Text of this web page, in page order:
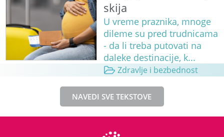
skija
U vreme praznika, mnoge
dileme su pred trudnicama
- da li treba putovati na
daleke destinacije, k...
Zdravlje i bezbednost
NAVEDI SVE TEKSTOVE